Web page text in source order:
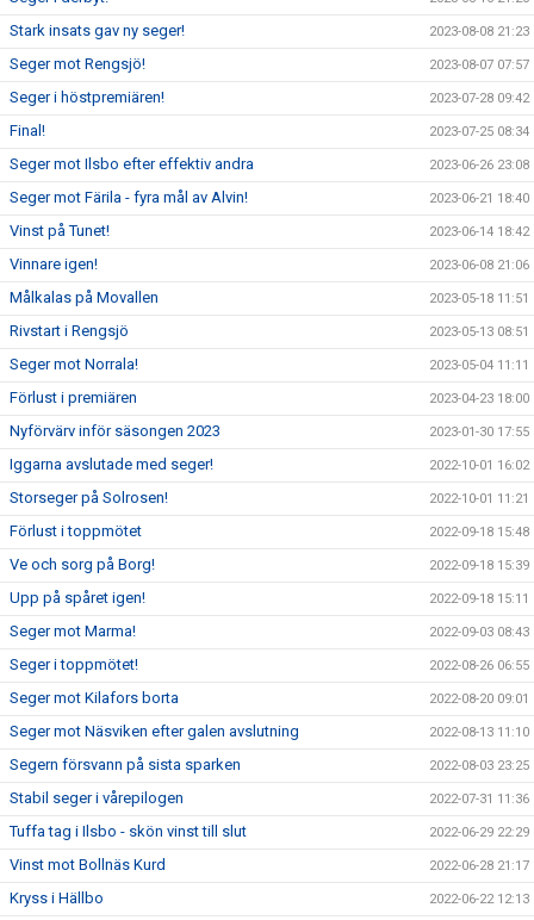
Stark insats gav ny seger! 2023-08-08 21:23
Seger mot Rengsjö! 2023-08-07 07:57
Seger i höstpremiären! 2023-07-28 09:42
Final! 2023-07-25 08:34
Seger mot Ilsbo efter effektiv andra 2023-06-26 23:08
Seger mot Färila - fyra mål av Alvin! 2023-06-21 18:40
Vinst på Tunet! 2023-06-14 18:42
Vinnare igen! 2023-06-08 21:06
Målkalas på Movallen 2023-05-18 11:51
Rivstart i Rengsjö 2023-05-13 08:51
Seger mot Norrala! 2023-05-04 11:11
Förlust i premiären 2023-04-23 18:00
Nyförvärv inför säsongen 2023 2023-01-30 17:55
Iggarna avslutade med seger! 2022-10-01 16:02
Storseger på Solrosen! 2022-10-01 11:21
Förlust i toppmötet 2022-09-18 15:48
Ve och sorg på Borg! 2022-09-18 15:39
Upp på spåret igen! 2022-09-18 15:11
Seger mot Marma! 2022-09-03 08:43
Seger i toppmötet! 2022-08-26 06:55
Seger mot Kilafors borta 2022-08-20 09:01
Seger mot Näsviken efter galen avslutning 2022-08-13 11:10
Segern försvann på sista sparken 2022-08-03 23:25
Stabil seger i vårepilogen 2022-07-31 11:36
Tuffa tag i Ilsbo - skön vinst till slut 2022-06-29 22:29
Vinst mot Bollnäs Kurd 2022-06-28 21:17
Kryss i Hällbo 2022-06-22 12:13